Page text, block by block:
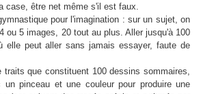
case, être net même s'il est faux.
pour l'imagination : sur un sujet, on
ou 5 images, 20 tout au plus. Aller jusqu'à 100
elle peut aller sans jamais essayer, faute de
que constituent 100 dessins sommaires,
un pinceau et une couleur pour produire une